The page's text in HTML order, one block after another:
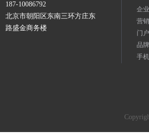
187-10086792
北京市朝阳区东南三环方庄东
路盛金商务楼
企
营
门
品
手